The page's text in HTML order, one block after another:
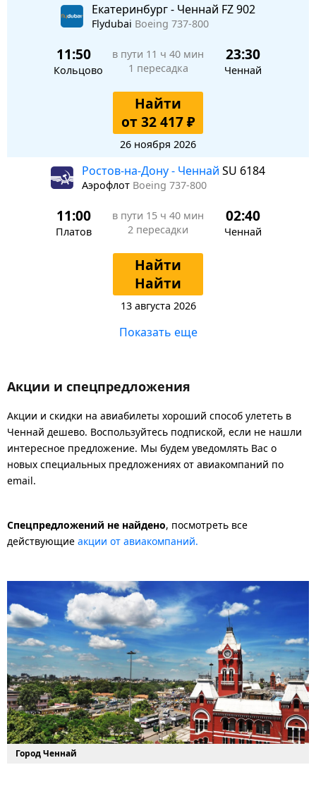
Екатеринбург - Ченнай FZ 902
Flydubai Boeing 737-800
11:50
Кольцово
в пути 11 ч 40 мин
1 пересадка
23:30
Ченнай
Найти
от 32 417 ₽
26 ноября 2026
Ростов-на-Дону - Ченнай SU 6184
Аэрофлот Boeing 737-800
11:00
Платов
в пути 15 ч 40 мин
2 пересадки
02:40
Ченнай
Найти
Найти
13 августа 2026
Показать еще
Акции и спецпредложения
Акции и скидки на авиабилеты хороший способ улететь в
Ченнай дешево. Воспользуйтесь подпиской, если не нашли
интересное предложение. Мы будем уведомлять Вас о
новых специальных предложениях от авиакомпаний по
email.
Спецпредложений не найдено, посмотреть все
действующие акции от авиакомпаний.
Город Ченнай